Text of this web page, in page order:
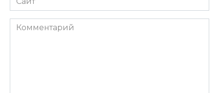
Комментарий